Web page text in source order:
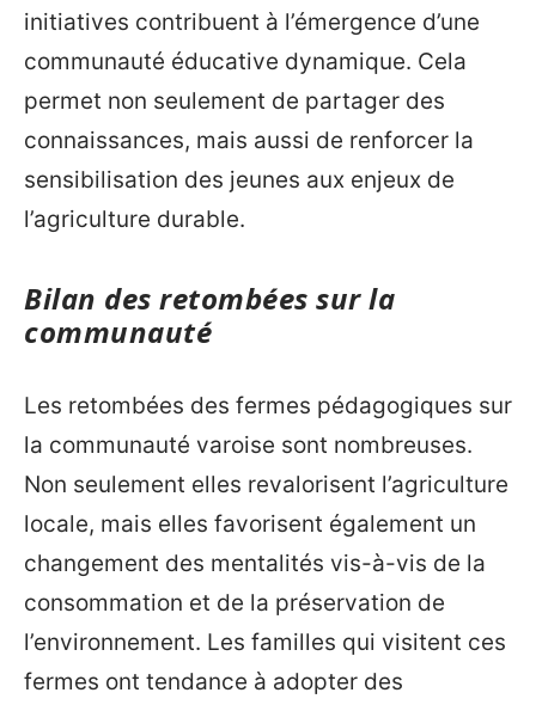
initiatives contribuent à l’émergence d’une
communauté éducative dynamique. Cela
permet non seulement de partager des
connaissances, mais aussi de renforcer la
sensibilisation des jeunes aux enjeux de
l’agriculture durable.
Bilan des retombées sur la
communauté
Les retombées des fermes pédagogiques sur
la communauté varoise sont nombreuses.
Non seulement elles revalorisent l’agriculture
locale, mais elles favorisent également un
changement des mentalités vis-à-vis de la
consommation et de la préservation de
l’environnement. Les familles qui visitent ces
fermes ont tendance à adopter des